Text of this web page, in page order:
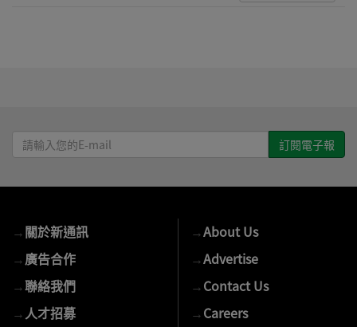
請
輸
E-
mail
→關於新通訊
→廣告合作
→聯絡我們
→ 人才招募
→About Us
→Advertise
→Contact Us
→Careers